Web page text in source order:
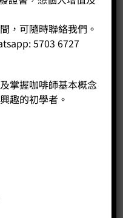
，可隨時聯絡我們。
5703 6727
掌握咖啡師基本概念
趣的初學者。